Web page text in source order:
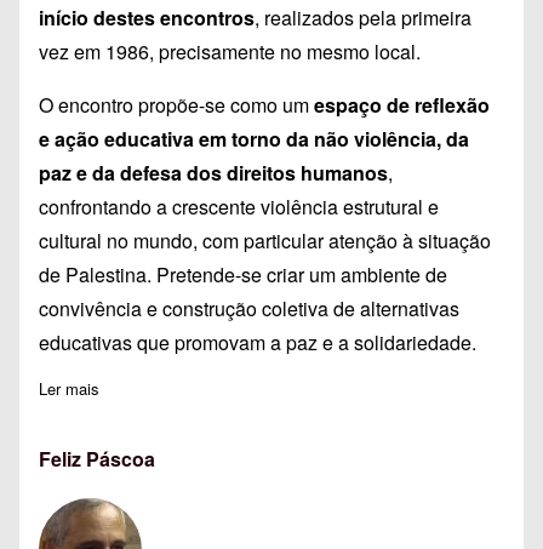
início destes encontros, realizados pela primeira
vez em 1986, precisamente no mesmo local.
O encontro propõe-se como umespaço de reflexão
e ação educativa em torno da não violência, da
paz e da defesa dos direitos humanos,
confrontando a crescente violência estrutural e
cultural no mundo, com particular atenção à situação
de Palestina. Pretende-se criar um ambiente de
convivência e construção coletiva de alternativas
educativas que promovam a paz e a solidariedade.
Ler mais
Feliz Páscoa